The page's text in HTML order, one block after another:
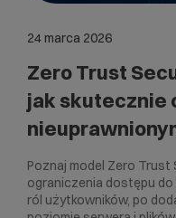
24 marca 2026
Zero Trust
jak skutecznie
Poznaj model Zero Trust
ograniczenia dostępu do
ról użytkowników, po